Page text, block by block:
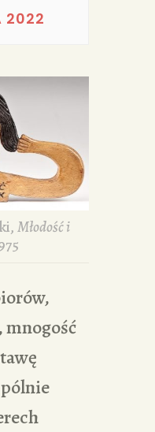
2022
Młodość i